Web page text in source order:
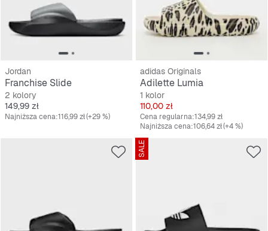
Jordan
Franchise Slide
2 kolory
Cena
149,99 zł
Najniższa cena:116,99 zł(+29 %)
adidas Originals
Adilette Lumia
1 kolor
Cena
110,00 zł
Cena regularna:134,99 zł
Najniższa cena:106,64 zł(+4 %)
SALE